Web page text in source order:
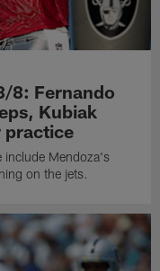
8: Fernando
Kubiak
practice
include Mendoza's
on the jets.